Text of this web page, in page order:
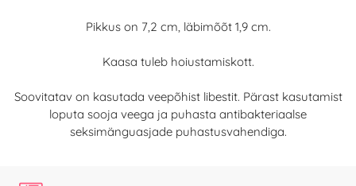
Pikkus on 7,2 cm, läbimõõt 1,9 cm.
Kaasa tuleb hoiustamiskott.
Soovitatav on kasutada veepõhist libestit. Pärast kasutamist
loputa sooja veega ja puhasta antibakteriaalse
seksimänguasjade puhastusvahendiga.